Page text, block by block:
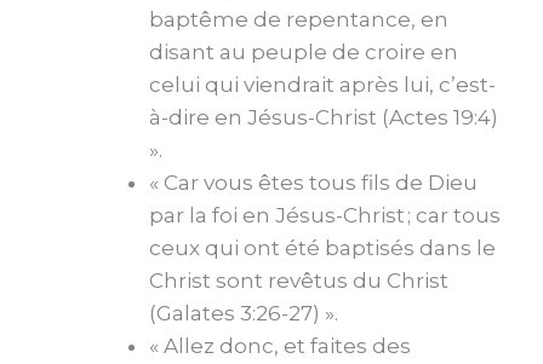
baptême de repentance, en
disant au peuple de croire en
celui qui viendrait après lui, c’est-
à-dire en Jésus-Christ (Actes 19:4)
».
« Car vous êtes tous fils de Dieu
par la foi en Jésus-Christ ; car tous
ceux qui ont été baptisés dans le
Christ sont revêtus du Christ
(Galates 3:26-27) ».
« Allez donc, et faites des